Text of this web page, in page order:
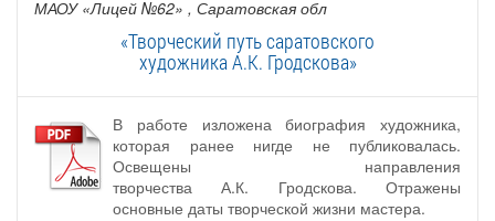
МАОУ «Лицей №62» , Саратовская обл
«Творческий путь саратовского
художника А.К. Гродскова»
В работе изложена биография художника,
которая ранее нигде не публиковалась.
Освещены направления
творчества А.К. Гродскова. Отражены
основные даты творческой жизни мастера.